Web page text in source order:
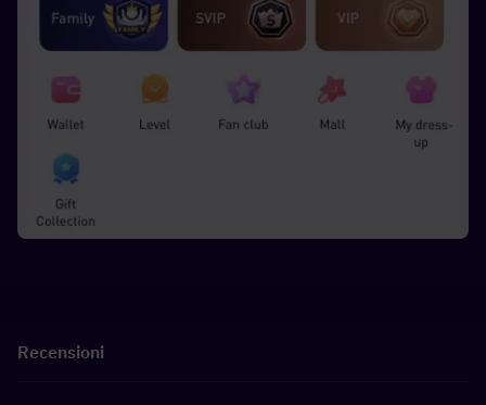
Recensioni